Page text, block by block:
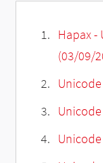
Hapax -
(03/09/